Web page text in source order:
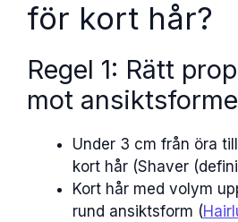
för kort hår?
Regel 1: Rätt
mot
Under 3 cm från öra
kort hår (Shaver
Kort hår med volym
rund ansiktsform (